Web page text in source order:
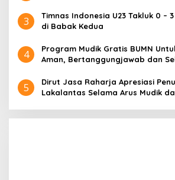
3
Timnas Indonesia U23 Takluk 0 –
di Babak Kedua
4
Program Mudik Gratis BUMN
Aman, Bertanggungjawab dan
5
Dirut Jasa Raharja Apresiasi
Lakalantas Selama Arus Mudik